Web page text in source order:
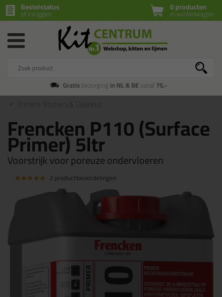
0 producten
in winkelwagen
Bestelstatus
of inloggen
Gratisbezorging in NL & BEvanaf75,-
Frencken P110 (Surface
Primer) 5ltr
Voorstrijk voor poreuze ondervloeren
2 productbeoordelingen